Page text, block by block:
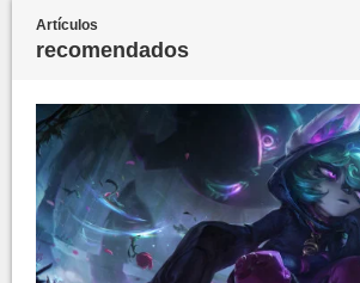
Artículos
recomendados